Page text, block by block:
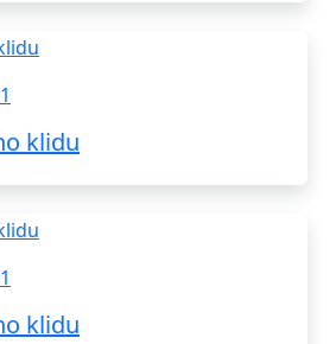
klidu
klidu